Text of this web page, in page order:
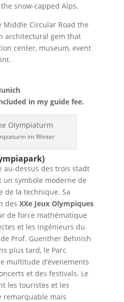
snow-capped Alps.
Circular Road the
architectural gem that
center, museum, event
in my guide fee.
im Winter
au-dessus des trois stadt
un symbole moderne de
de la technique. Sa
des XXe Jeux Olympiques
de force mathématique
et les ingénieurs du
Prof. Guenther Behnish
plus tard, le Parc
multitude d’évenements
et des festivals. Le
les touristes et les
remarquable mais